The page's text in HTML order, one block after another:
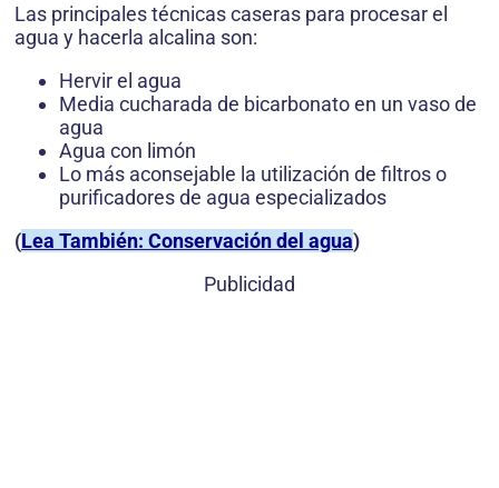
Las principales técnicas caseras para procesar el
agua y hacerla alcalina son:
Hervir el agua
Media cucharada de bicarbonato en un vaso de
agua
Agua con limón
Lo más aconsejable la utilización de filtros o
purificadores de agua especializados
(Lea También: Conservación del agua)
Publicidad